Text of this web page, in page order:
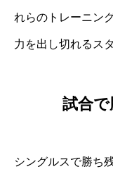
れらのトレーニン
力を出し切れるス
試合
シングルスで勝ち